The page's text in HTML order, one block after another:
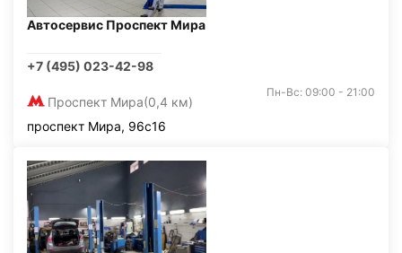
Автосервис Проспект Мира
+7 (495) 023-42-98
Проспект Мира(0,4 км)
Пн-Вс: 09:00 - 21:00
проспект Мира, 96с16